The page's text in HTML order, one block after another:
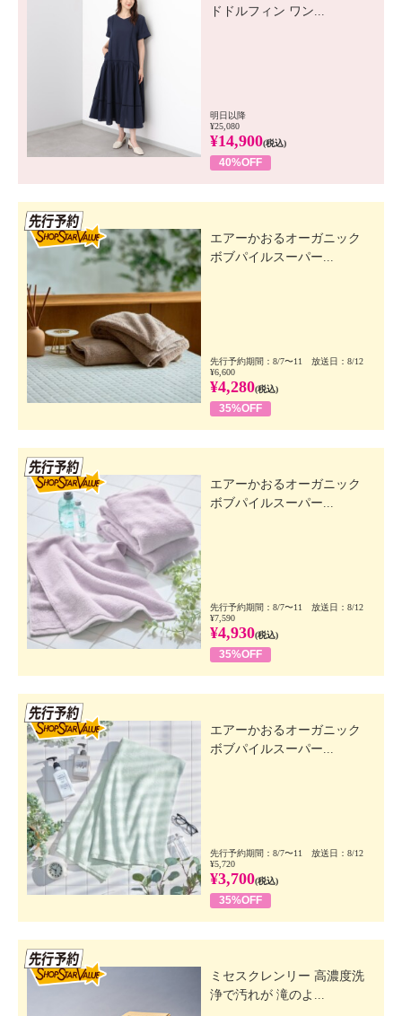
ドドルフィン ワン...
明日以降
¥25,080
¥14,900(税込)
40%OFF
エアーかおるオーガニック
ボブパイルスーパー...
先行予約期間：8/7〜11 放送日：8/12
¥6,600
¥4,280(税込)
35%OFF
エアーかおるオーガニック
ボブパイルスーパー...
先行予約期間：8/7〜11 放送日：8/12
¥7,590
¥4,930(税込)
35%OFF
エアーかおるオーガニック
ボブパイルスーパー...
先行予約期間：8/7〜11 放送日：8/12
¥5,720
¥3,700(税込)
35%OFF
ミセスクレンリー 高濃度洗
浄で汚れが 滝のよ...